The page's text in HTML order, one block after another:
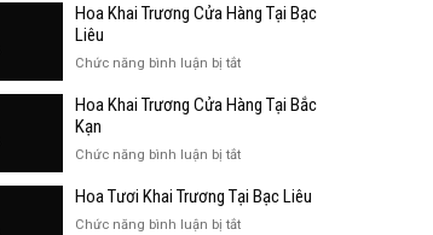
Liêu
Khai
Tại
Kạn
Hoa Khai Trương Cửa Hàng Tại Bạc
Liêu
Chức năng bình luận bị tắtở
Khai
Hàng
Bạc
Liêu
Hoa Khai Trương Cửa Hàng Tại Bắc
Kạn
Chức năng bình luận bị tắtở
Khai
Hoa Tươi Khai Trương Tại Bạc Liêu
Chức năng bình luận bị tắtở